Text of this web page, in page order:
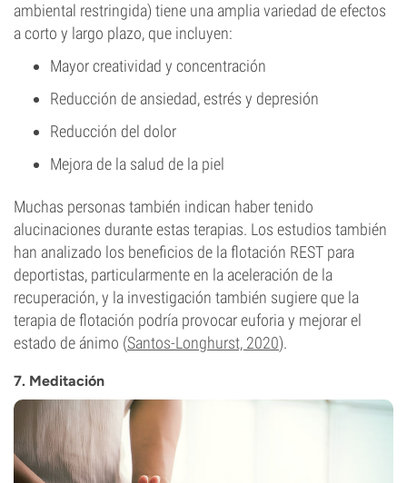
ambiental restringida) tiene una amplia variedad de efectos
a corto y largo plazo, que incluyen:
Mayor creatividad y concentración
Reducción de ansiedad, estrés y depresión
Reducción del dolor
Mejora de la salud de la piel
Muchas personas también indican haber tenido
alucinaciones durante estas terapias. Los estudios también
han analizado los beneficios de la flotación REST para
deportistas, particularmente en la aceleración de la
recuperación, y la investigación también sugiere que la
terapia de flotación podría provocar euforia y mejorar el
estado de ánimo (Santos-Longhurst, 2020).
7. Meditación